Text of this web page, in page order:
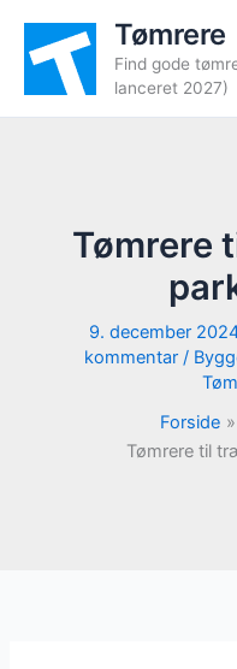
indholdet
Tømrere
Find gode
lanceret 2027)
Tømrere
9. december
kommentar /
Forside
Tømrere til